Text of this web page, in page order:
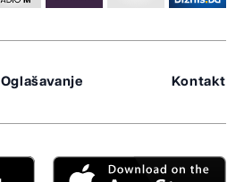
Oglašavanje Kontakt